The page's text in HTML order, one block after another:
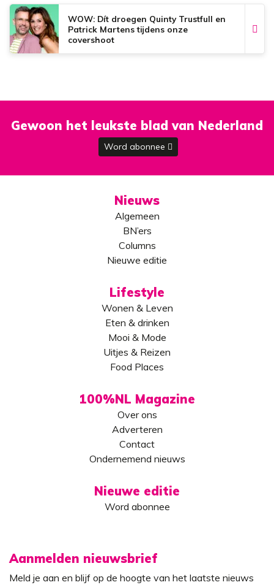
WOW: Dít droegen Quinty Trustfull en
Patrick Martens tijdens onze
covershoot
Gewoon het leukste blad van Nederland
Word abonnee
Nieuws
Algemeen
BN’ers
Columns
Nieuwe editie
Lifestyle
Wonen & Leven
Eten & drinken
Mooi & Mode
Uitjes & Reizen
Food Places
100%NL Magazine
Over ons
Adverteren
Contact
Ondernemend nieuws
Nieuwe editie
Word abonnee
Aanmelden nieuwsbrief
Meld je aan en blijf op de hoogte van het laatste nieuws